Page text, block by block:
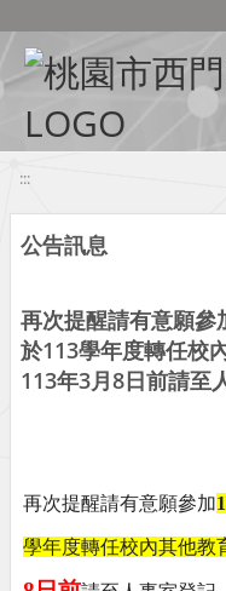
:::
公告訊息
再次提醒請有意願參
於113學年度轉任校
113年3月8日前請至
再次提醒請有意願參加
學年度轉任校內其他教